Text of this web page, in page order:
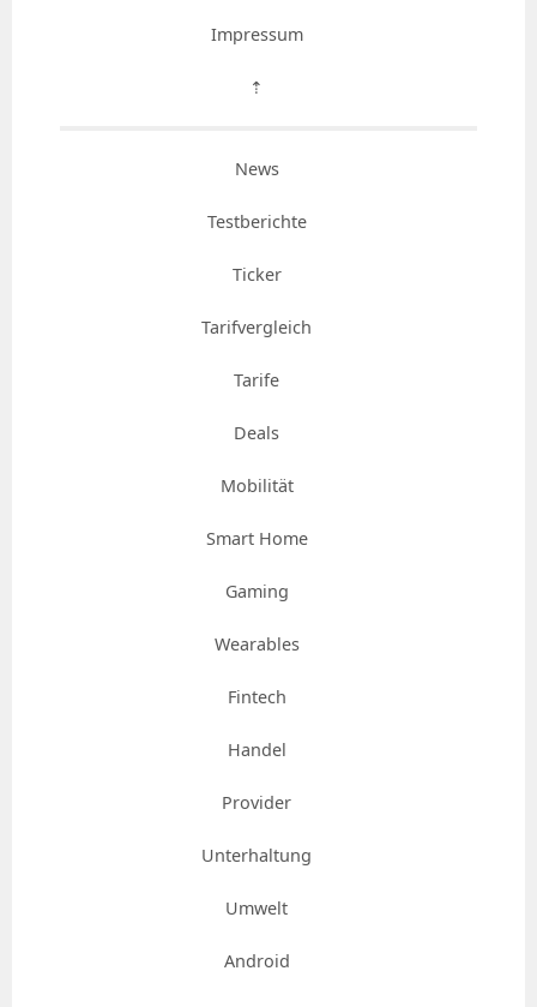
Impressum
⇡
News
Testberichte
Ticker
Tarifvergleich
Tarife
Deals
Mobilität
Smart Home
Gaming
Wearables
Fintech
Handel
Provider
Unterhaltung
Umwelt
Android